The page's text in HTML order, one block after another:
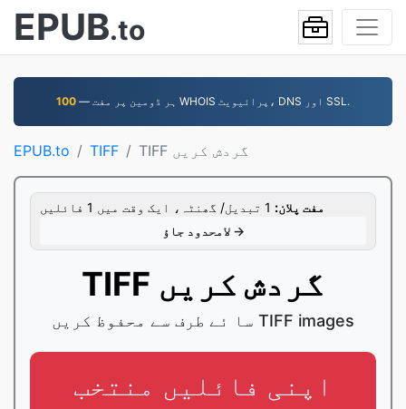
EPUB.to
100 — ہر ڈومین پر مفت WHOIS پرائیویٹ، DNS اور SSL.
EPUB.to TIFF TIFF گردش کریں
مفت پلان:
لامحدود جاؤ →
TIFF گردش کریں
سا ئے طرف سے محفوظ کریں TIFF images
اپنی فائلیں منتخب